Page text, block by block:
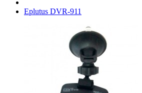
Eplutus DVR-911